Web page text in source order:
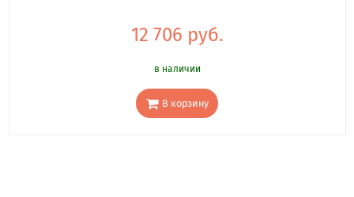
12 706 руб.
в наличии
В корзину